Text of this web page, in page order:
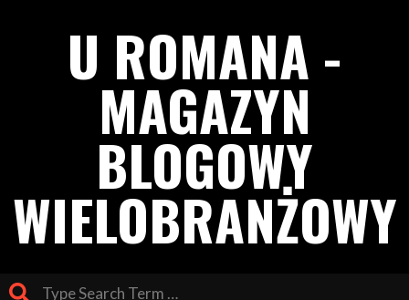
U ROMANA -
MAGAZYN
BLOGOWY
WIELOBRANŻOWY